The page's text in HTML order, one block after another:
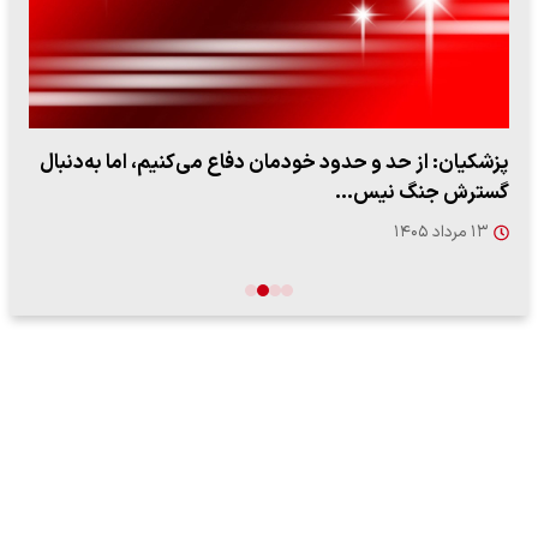
پزشکیان: از حد و حدود خودمان دفاع می‌کنیم، اما به‌دنبال
گسترش جنگ نیس…
۱۳ مرداد ۱۴۰۵